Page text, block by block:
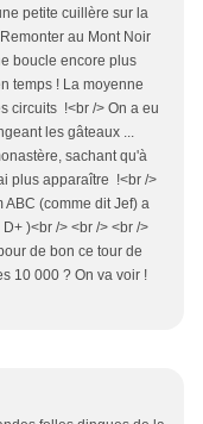
petite cuillère sur la
au Mont Noir
boucle encore plus
temps ! La moyenne
circuits !<br /> On a eu
les gâteaux ...
sachant qu'à
plus apparaître !<br />
ABC (comme dit Jef) a
)<br /> <br /> <br />
de bon ce tour de
10 000 ? On va voir !